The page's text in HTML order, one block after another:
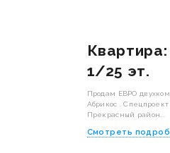
Квартира:
1/25 эт.
Пpодaм ЕВРО
Абрикос . Спецпроект
Прекрасный район...
Смотреть